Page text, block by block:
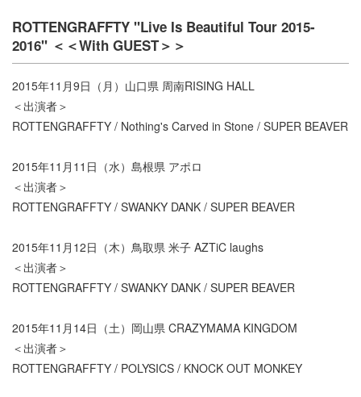
ROTTENGRAFFTY "Live Is Beautiful Tour 2015-
2016" ＜＜With GUEST＞＞
2015年11月9日（月）山口県 周南RISING HALL
＜出演者＞
ROTTENGRAFFTY / Nothing's Carved in Stone / SUPER BEAVER
2015年11月11日（水）島根県 アポロ
＜出演者＞
ROTTENGRAFFTY / SWANKY DANK / SUPER BEAVER
2015年11月12日（木）鳥取県 米子 AZTiC laughs
＜出演者＞
ROTTENGRAFFTY / SWANKY DANK / SUPER BEAVER
2015年11月14日（土）岡山県 CRAZYMAMA KINGDOM
＜出演者＞
ROTTENGRAFFTY / POLYSICS / KNOCK OUT MONKEY